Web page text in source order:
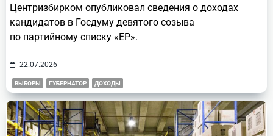
Центризбирком опубликовал сведения о доходах
кандидатов в Госдуму девятого созыва
по партийному списку «ЕР».
22.07.2026
ВЫБОРЫ ГУБЕРНАТОР ДОХОДЫ